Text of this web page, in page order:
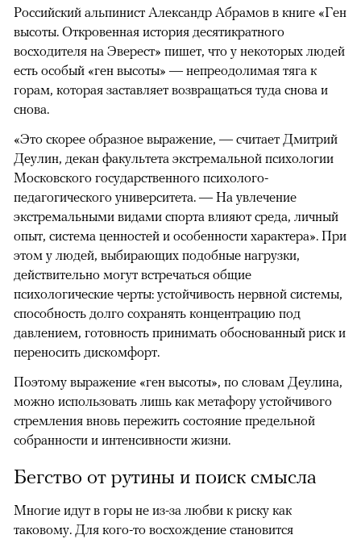
Российский альпинист Александр Абрамов в книге «Ген
высоты. Откровенная история десятикратного
восходителя на Эверест» пишет, что у некоторых людей
есть особый «ген высоты» — непреодолимая тяга к
горам, которая заставляет возвращаться туда снова и
снова.
«Это скорее образное выражение, — считает Дмитрий
Деулин, декан факультета экстремальной психологии
Московского государственного психолого-
педагогического университета. — На увлечение
экстремальными видами спорта влияют среда, личный
опыт, система ценностей и особенности характера». При
этом у людей, выбирающих подобные нагрузки,
действительно могут встречаться общие
психологические черты: устойчивость нервной системы,
способность долго сохранять концентрацию под
давлением, готовность принимать обоснованный риск и
переносить дискомфорт.
Поэтому выражение «ген высоты», по словам Деулина,
можно использовать лишь как метафору устойчивого
стремления вновь пережить состояние предельной
собранности и интенсивности жизни.
Бегство от рутины и поиск смысла
Многие идут в горы не из-за любви к риску как
таковому. Для кого-то восхождение становится